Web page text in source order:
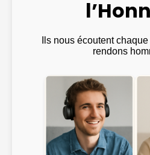
Ils nous écoutent
rendons